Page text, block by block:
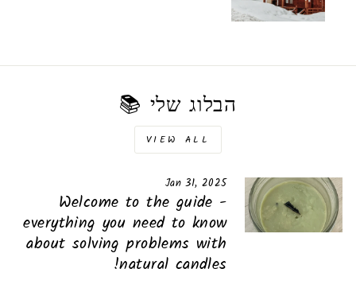
הבלוג שלי 📚
VIEW ALL
Jan 31, 2025
Welcome to the guide -
everything you need to know
about solving problems with
natural candles!